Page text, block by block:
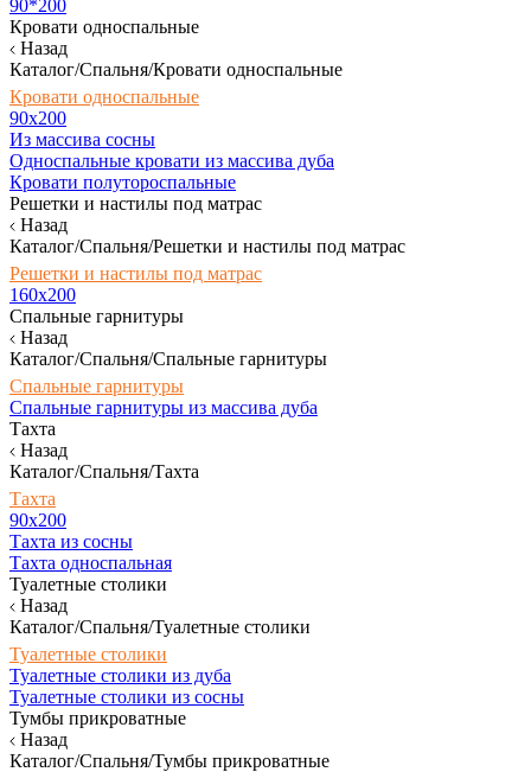
90*200
Кровати односпальные
Назад
Каталог/Спальня/Кровати односпальные
Кровати односпальные
90х200
Из массива сосны
Односпальные кровати из массива дуба
Кровати полутороспальные
Решетки и настилы под матрас
Назад
Каталог/Спальня/Решетки и настилы под матрас
Решетки и настилы под матрас
160х200
Спальные гарнитуры
Назад
Каталог/Спальня/Спальные гарнитуры
Спальные гарнитуры
Спальные гарнитуры из массива дуба
Тахта
Назад
Каталог/Спальня/Тахта
Тахта
90х200
Тахта из сосны
Тахта односпальная
Туалетные столики
Назад
Каталог/Спальня/Туалетные столики
Туалетные столики
Туалетные столики из дуба
Туалетные столики из сосны
Тумбы прикроватные
Назад
Каталог/Спальня/Тумбы прикроватные